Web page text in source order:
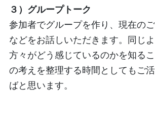
３）グループトーク
参加者でグループを作り、現在の
などをお話しいただきます。同じ
方々がどう感じているのかを知る
の考えを整理する時間としてもご
ばと思います。